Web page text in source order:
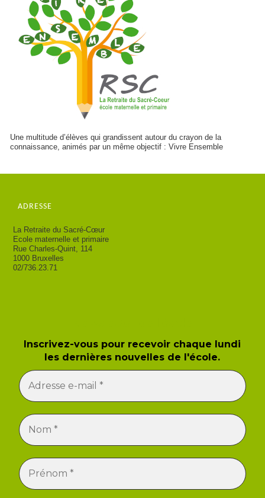
Une multitude d’élèves qui grandissent autour du crayon de la
connaissance, animés par un même objectif : Vivre Ensemble
ADRESSE
La Retraite du Sacré-Cœur
Ecole maternelle et primaire
Rue Charles-Quint, 114
1000 Bruxelles
02/736.23.71
Inscrivez-vous pour recevoir chaque lundi
les dernières nouvelles de l'école.